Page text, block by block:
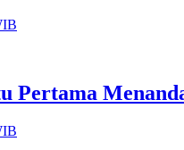
Pertama